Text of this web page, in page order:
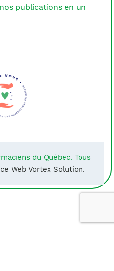
publications en un
du Québec. Tous
Web Vortex Solution.